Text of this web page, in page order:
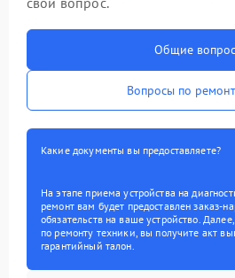
Общие
Вопросы по
Какие документы вы предоставляете?
На этапе приема устройства на
ремонт вам будет предоставлен заказ-
обязательств на ваше устройство.
по ремонту техники, вы получите акт
гарантийный талон.